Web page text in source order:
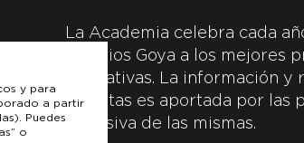
La Academia celebra cada
Premios Goya a los mejores
y creativas. La información
inscritas es aportada por las
exclusiva de las mismas.
y para
a partir
Puedes
o